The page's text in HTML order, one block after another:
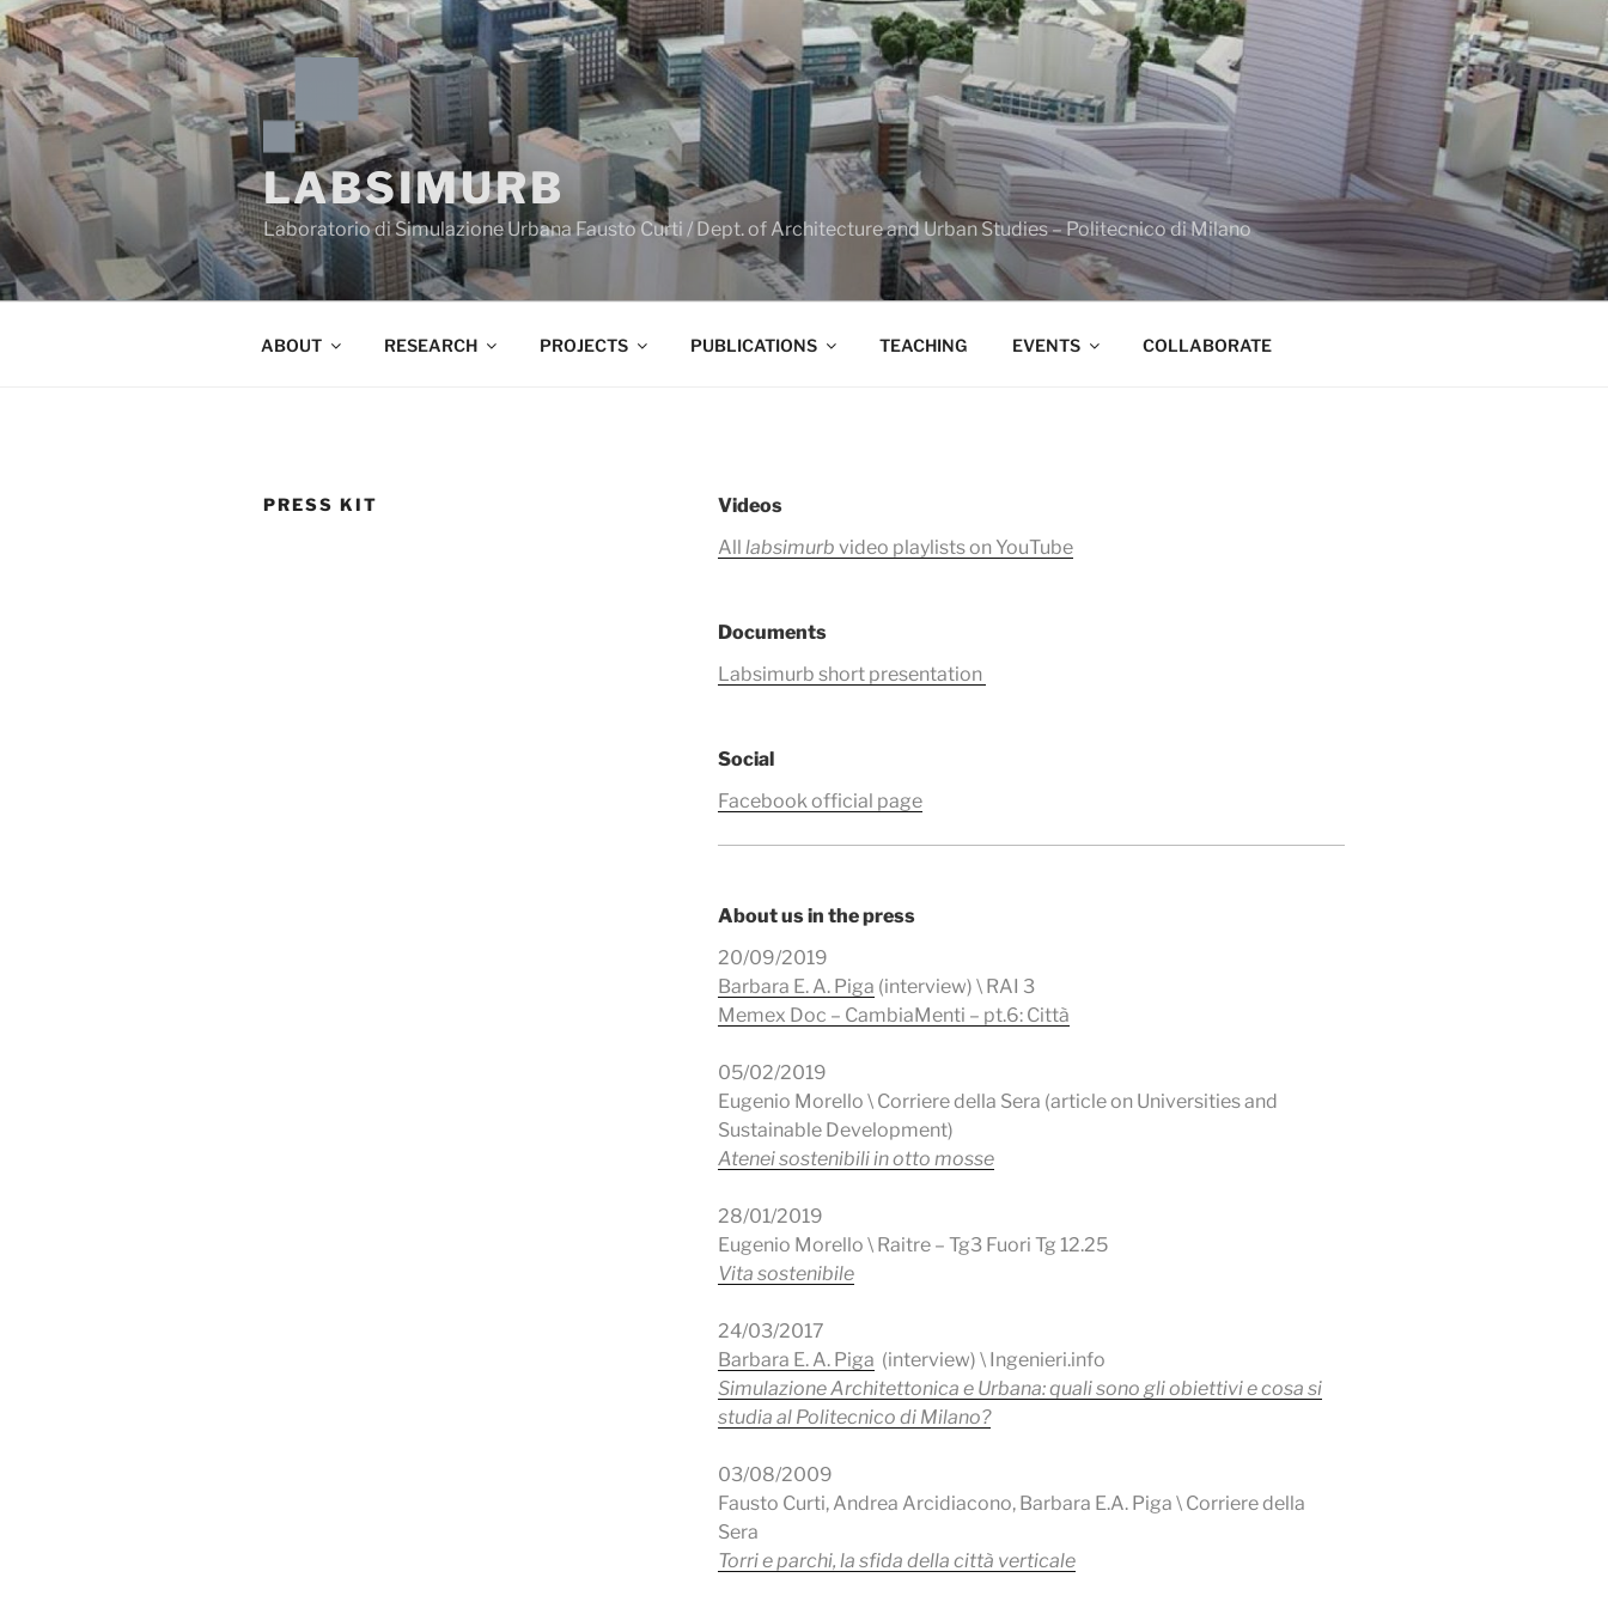
Skip
to
content
LABSIMURB
Laboratorio di Simulazione Urbana Fausto Curti / Dept. of Architecture and Urban Studies – Politecnico di Milano
ABOUT RESEARCH PROJECTS PUBLICATIONS TEACHING EVENTS COLLABORATE
PRESS KIT
Videos
All labsimurb video playlists on YouTube
Documents
Labsimurb short presentation
Social
Facebook official page
About us in the press
20/09/2019
Barbara E. A. Piga (interview) \ RAI 3
Memex Doc – CambiaMenti – pt.6: Città
05/02/2019
Eugenio Morello \ Corriere della Sera (article on Universities and
Sustainable Development)
Atenei sostenibili in otto mosse
28/01/2019
Eugenio Morello \ Raitre – Tg3 Fuori Tg 12.25
Vita sostenibile
24/03/2017
Barbara E. A. Piga (interview) \ Ingenieri.info
Simulazione Architettonica e Urbana: quali sono gli obiettivi e cosa si
studia al Politecnico di Milano?
03/08/2009
Fausto Curti, Andrea Arcidiacono, Barbara E.A. Piga \ Corriere della
Sera
Torri e parchi, la sfida della città verticale